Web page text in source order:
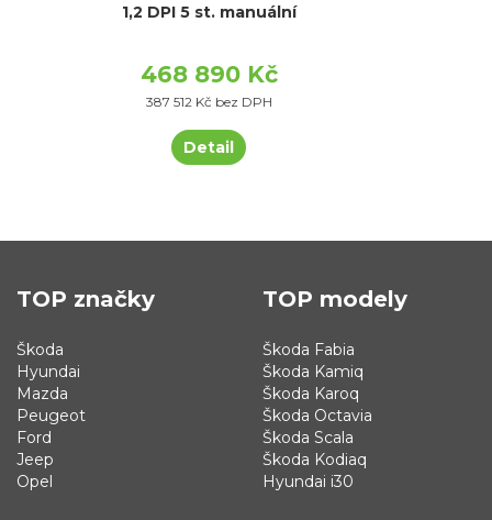
1,2 DPI 5 st. manuální
468 890 Kč
387 512 Kč bez DPH
Detail
TOP značky
Škoda
Hyundai
Mazda
Peugeot
Ford
Jeep
Opel
TOP modely
Škoda Fabia
Škoda Kamiq
Škoda Karoq
Škoda Octavia
Škoda Scala
Škoda Kodiaq
Hyundai i30